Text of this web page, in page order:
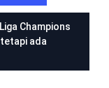
Champions
ada